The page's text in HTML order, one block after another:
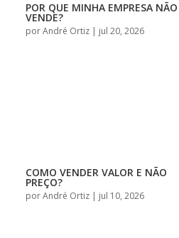
POR QUE MINHA EMPRESA NÃO
VENDE?
porAndré Ortiz| jul 20, 2026
COMO VENDER VALOR E NÃO
PREÇO?
porAndré Ortiz| jul 10, 2026